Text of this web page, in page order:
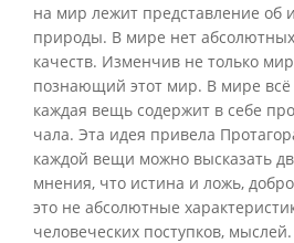
на мир лежит представление об
природы. В мире нет
качеств. Изменчив не только
познающий этот мир. В мире всё
каждая вещь содержит в себе
чала. Эта идея привела
каждой вещи можно высказать
мнения, что истина и ложь,
это не абсолютные
человеческих поступков,